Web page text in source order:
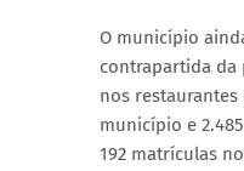
O município
contrapartida da
nos restaurantes
município e
192 matrículas